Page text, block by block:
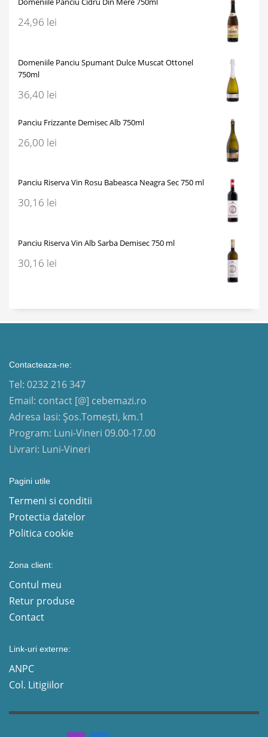
24,96 lei
Domeniile Panciu Spumant Dulce Muscat Ottonel
750ml
36,40 lei
Panciu Frizzante Demisec Alb 750ml
26,00 lei
Panciu Riserva Vin Rosu Babeasca Neagra Sec 750 ml
30,16 lei
Panciu Riserva Vin Alb Sarba Demisec 750 ml
30,16 lei
Contacteaza-ne:
Tel: 0232 216 347
Email: contact [@] cebemazi.ro
Adresa Iasi: Șos.Tomești, km.1
Program: Luni-Vineri 09.00-17.00
Livrari: Luni-Vineri
Pagini utile
Termeni si conditii
Protectia datelor
Politica cookie
Zona client:
Contul meu
Retur produse
Contact
Link-uri externe:
ANPC
Col. Litigiilor